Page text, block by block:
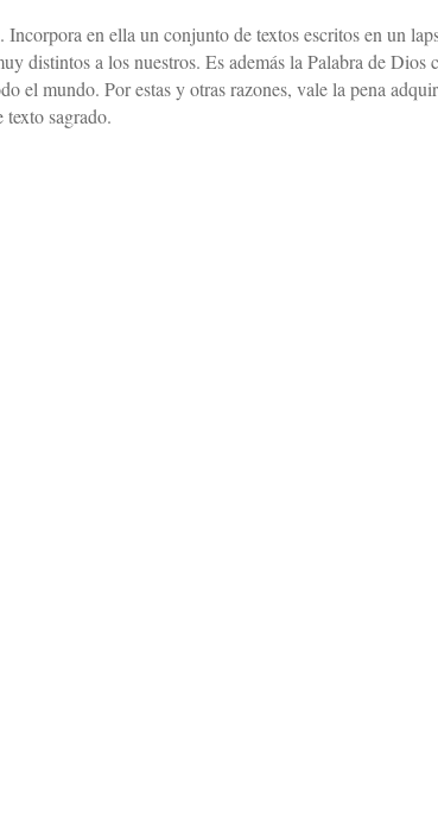
en ella un conjunto de textos escritos en un
distintos a los nuestros. Es además la Palabra de Dios
el mundo. Por estas y otras razones, vale la pena
texto sagrado.